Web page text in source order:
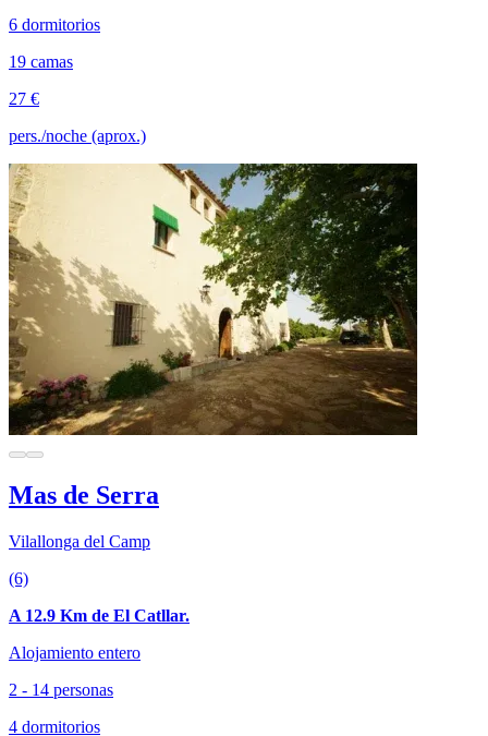
6 dormitorios
19 camas
27 €
pers./noche (aprox.)
Mas de Serra
Vilallonga del Camp
(6)
A 12.9 Km de El Catllar.
Alojamiento entero
2 - 14 personas
4 dormitorios